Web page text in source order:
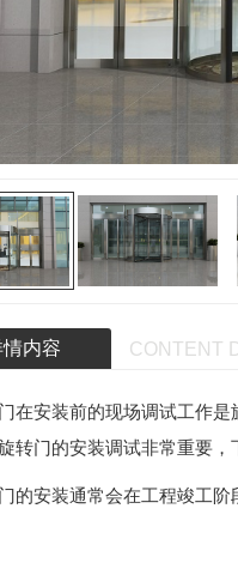
情内容 CONTENT
在安装前的现场调试工作
转门的安装调试非常重要，
的安装通常会在工程竣工